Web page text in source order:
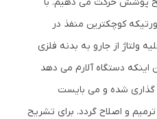
کوچکترین منفذ در
ولتاژ از جارو به بدنه فلزی
دستگاه آلارم می دهد
گذاری شده و می بایست
و اصلاح گردد. برای تشریح